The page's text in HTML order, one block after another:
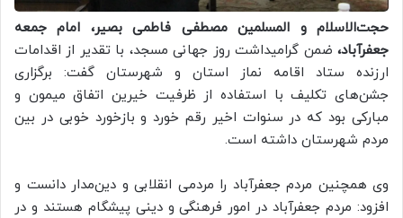
حجت‌الاسلام و المسلمین مصطفی فاطمی بصیر، امام جمعه
جعفرآباد، ضمن گرامیداشت روز جهانی مسجد، با تقدیر از اقدامات
ارزنده ستاد اقامه نماز استان و شهرستان گفت: برگزاری
جشن‌های تکلیف با استفاده از ظرفیت خیرین اتفاق میمون و
مبارکی بود که در سنوات اخیر رقم خورد و بازخورد خوبی در بین
مردم شهرستان داشته است.
وی همچنین مردم جعفرآباد را مردمی انقلابی و دین‌مدار دانست و
افزود: مردم جعفرآباد در امور فرهنگی و دینی پیشگام هستند و در